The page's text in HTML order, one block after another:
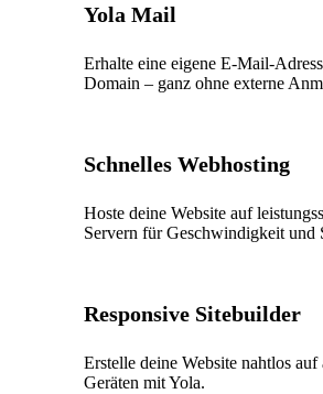
Yola Mail
Erhalte eine eigene E-Mail-
Domain – ganz ohne externe
Schnelles Webhosting
Hoste deine Website auf
Servern für Geschwindigkeit und
Responsive Sitebuilder
Erstelle deine Website nahtlos auf
Geräten mit Yola.